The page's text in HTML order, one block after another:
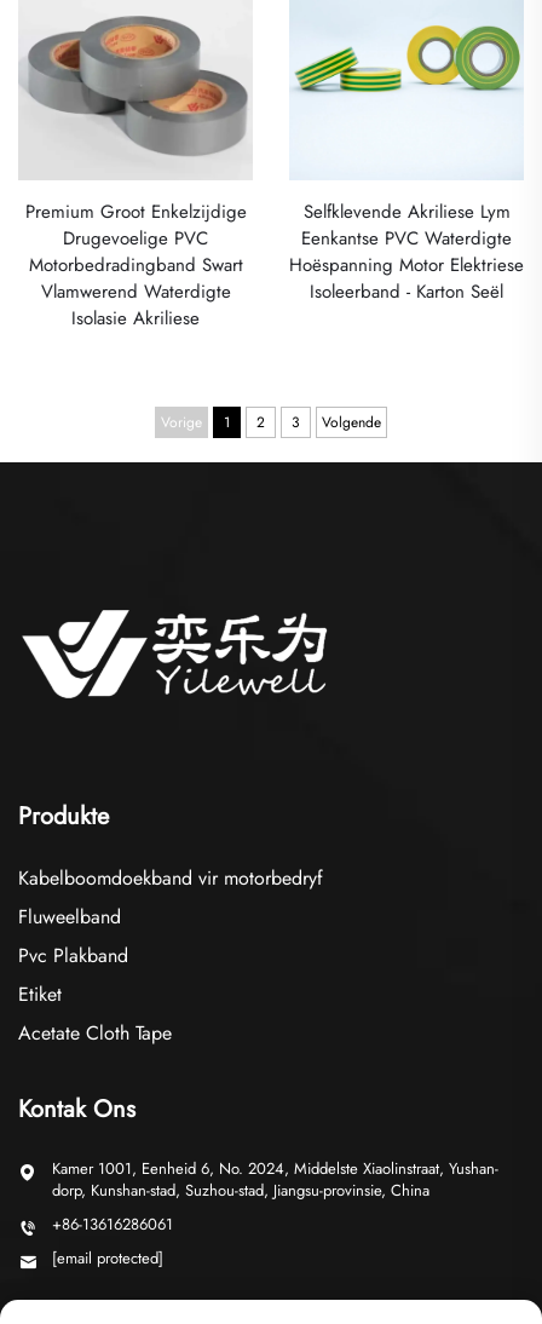
Premium Groot Enkelzijdige
Drugevoelige PVC
Motorbedradingband Swart
Vlamwerend Waterdigte
Isolasie Akriliese
Selfklevende Akriliese Lym
Eenkantse PVC Waterdigte
Hoëspanning Motor Elektriese
Isoleerband - Karton Seël
Vorige 1 2 3 Volgende
Produkte
Kabelboomdoekband vir motorbedryf
Fluweelband
Pvc Plakband
Etiket
Acetate Cloth Tape
Kontak Ons
Kamer 1001, Eenheid 6, No. 2024, Middelste Xiaolinstraat, Yushan-
dorp, Kunshan-stad, Suzhou-stad, Jiangsu-provinsie, China
+86-13616286061
[email protected]